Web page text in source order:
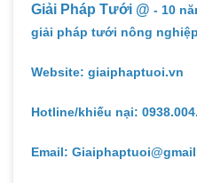
Giải Pháp Tưới @ - 10
giải pháp tưới nông
Website: giaiphaptuoi.vn
Hotline/khiếu nại:
Email: